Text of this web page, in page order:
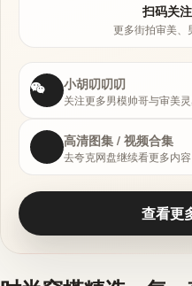
扫码关
更多街拍审美、
小胡叨叨叨
关注更多男模帅哥与审美
高清图集 / 视频合集
去夸克网盘继续看更多内容
查看更